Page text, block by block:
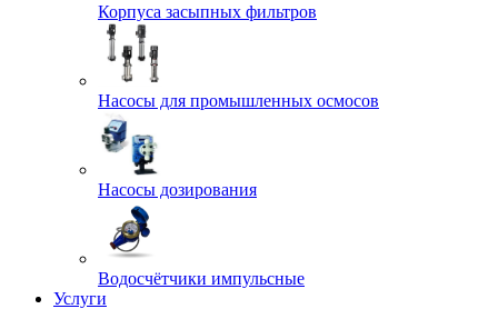
Корпуса засыпных фильтров
Насосы для промышленных осмосов
Насосы дозирования
Водосчётчики импульсные
Услуги